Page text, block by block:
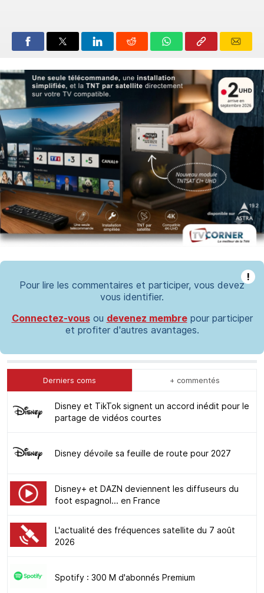
!
Pour lire les commentaires et participer, vous devez
vous identifier.
Connectez-vousou devenez membrepour participer
et profiter d'autres avantages.
Derniers coms + commentés
Disney et TikTok signent un accord inédit pour le
partage de vidéos courtes
Disney dévoile sa feuille de route pour 2027
Disney+ et DAZN deviennent les diffuseurs du
foot espagnol... en France
L'actualité des fréquences satellite du 7 août
2026
Spotify : 300 M d'abonnés Premium